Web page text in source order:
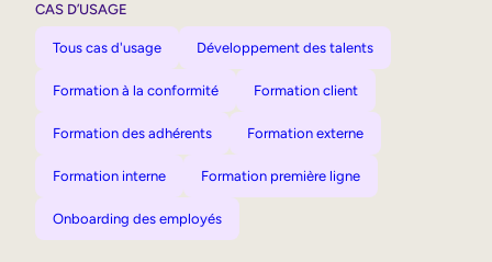
CAS D’USAGE
Tous cas d'usage Développement des talents
Formation à la conformité Formation client
Formation des adhérents Formation externe
Formation interne Formation première ligne
Onboarding des employés